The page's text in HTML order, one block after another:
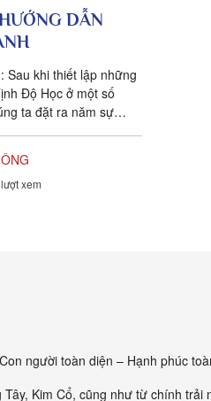
DẪN
Sau khi thiết lập những
Độ Học ở một số
ta đặt ra năm sự
xem
người toàn diện – Hạnh phúc
Kim Cổ, cũng như từ chính trải